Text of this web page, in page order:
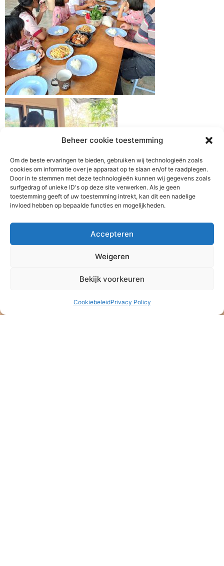
Beheer cookie toestemming
Om de beste ervaringen te bieden, gebruiken wij technologieën zoals
cookies om informatie over je apparaat op te slaan en/of te raadplegen.
Door in te stemmen met deze technologieën kunnen wij gegevens zoals
surfgedrag of unieke ID's op deze site verwerken. Als je geen
toestemming geeft of uw toestemming intrekt, kan dit een nadelige
invloed hebben op bepaalde functies en mogelijkheden.
Accepteren
Weigeren
Bekijk voorkeuren
CookiebeleidPrivacy Policy